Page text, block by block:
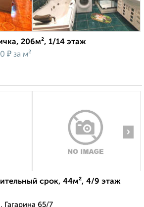
206м², 1/14 этаж
₽ за м²
›
срок, 44м², 4/9 этаж
65/7